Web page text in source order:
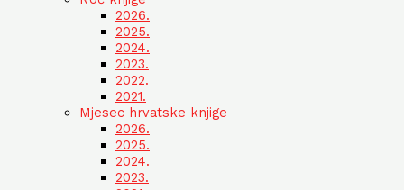
2026.
2025.
2024.
2023.
2022.
2021.
Mjesec hrvatske knjige
2026.
2025.
2024.
2023.